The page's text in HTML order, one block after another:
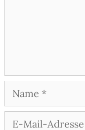
Name
E-